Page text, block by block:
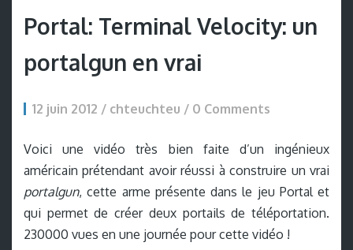
Portal: Terminal Velocity: un
portalgun en vrai
12 juin 2012 / chteuchteu / 0 Comments
Voici une vidéo très bien faite d’un ingénieux
américain prétendant avoir réussi à construire un vrai
portalgun, cette arme présente dans le jeu Portal et
qui permet de créer deux portails de téléportation.
230000 vues en une journée pour cette vidéo !